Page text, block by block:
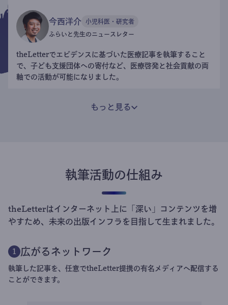
今西洋介 小児科医・研究者
ふらいと先生のニュースレター
theLetterでエビデンスに基づいた医療記事を執筆すること
で、子ども支援団体への寄付など、医療啓発と社会貢献の両
軸での活動が可能になりました。
もっと見る
執筆活動の仕組み
theLetterはインターネット上に「深い」コンテンツを増
やすため、未来の出版インフラを目指して生まれました。
1 広がるネットワーク
執筆した記事を、任意でtheLetter提携の有名メディアへ配信する
ことができます。